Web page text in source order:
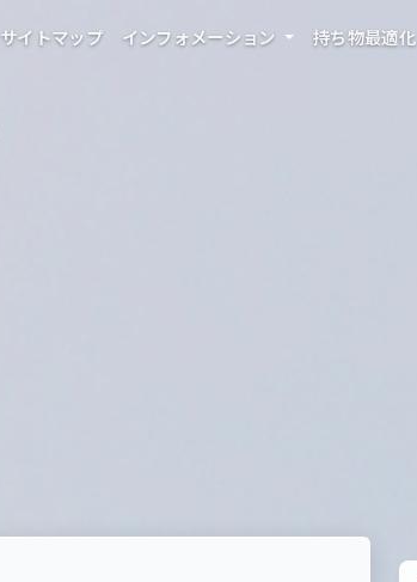
サイトマップ インフォメーション 持ち物最適化